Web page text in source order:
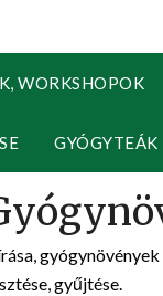
WORKSHOPOK
GYÓGYTEÁK
gyűjtése.